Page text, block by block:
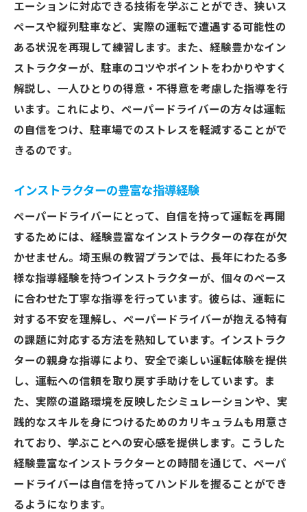
エーションに対応できる技術を学ぶことができ、狭いス
ペースや縦列駐車など、実際の運転で遭遇する可能性の
ある状況を再現して練習します。また、経験豊かなイン
ストラクターが、駐車のコツやポイントをわかりやすく
解説し、一人ひとりの得意・不得意を考慮した指導を行
います。これにより、ペーパードライバーの方々は運転
の自信をつけ、駐車場でのストレスを軽減することがで
きるのです。
インストラクターの豊富な指導経験
ペーパードライバーにとって、自信を持って運転を再開
するためには、経験豊富なインストラクターの存在が欠
かせません。埼玉県の教習プランでは、長年にわたる多
様な指導経験を持つインストラクターが、個々のペース
に合わせた丁寧な指導を行っています。彼らは、運転に
対する不安を理解し、ペーパードライバーが抱える特有
の課題に対応する方法を熟知しています。インストラク
ターの親身な指導により、安全で楽しい運転体験を提供
し、運転への信頼を取り戻す手助けをしています。ま
た、実際の道路環境を反映したシミュレーションや、実
践的なスキルを身につけるためのカリキュラムも用意さ
れており、学ぶことへの安心感を提供します。こうした
経験豊富なインストラクターとの時間を通じて、ペーパ
ードライバーは自信を持ってハンドルを握ることができ
るようになります。